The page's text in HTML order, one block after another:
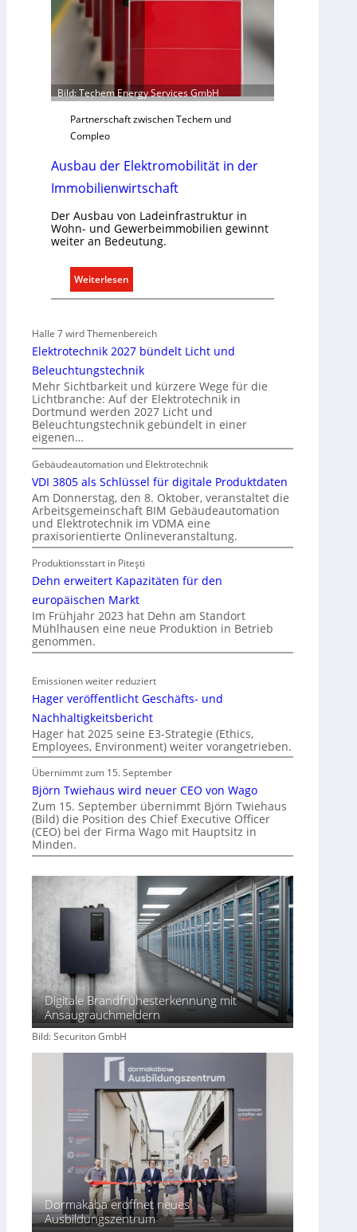
h
t
e
a
s
e
n
n
r
g
e
l
n
Bild: Techem Energy Services GmbH
Partnerschaft zwischen Techem und
Compleo
Ausbau der Elektromobilität in der
Immobilienwirtschaft
Der Ausbau von Ladeinfrastruktur in
Wohn- und Gewerbeimmobilien gewinnt
weiter an Bedeutung.
Weiterlesen
A
b
u
d
e
r
E
l
e
k
t
r
o
m
o
b
i
l
ä
t
i
n
d
r
I
m
m
r
t
s
h
a
t
Halle 7 wird Themenbereich
Elektrotechnik 2027 bündelt Licht und
Beleuchtungstechnik
Mehr Sichtbarkeit und kürzere Wege für die
Lichtbranche: Auf der Elektrotechnik in
Dortmund werden 2027 Licht und
Beleuchtungstechnik gebündelt in einer
eigenen…
Gebäudeautomation und Elektrotechnik
VDI 3805 als Schlüssel für digitale Produktdaten
Am Donnerstag, den 8. Oktober, veranstaltet die
Arbeitsgemeinschaft BIM Gebäudeautomation
und Elektrotechnik im VDMA eine
praxisorientierte Onlineveranstaltung.
Produktionsstart in Piteşti
Dehn erweitert Kapazitäten für den
europäischen Markt
Im Frühjahr 2023 hat Dehn am Standort
Mühlhausen eine neue Produktion in Betrieb
genommen.
Emissionen weiter reduziert
Hager veröffentlicht Geschäfts- und
Nachhaltigkeitsbericht
Hager hat 2025 seine E3-Strategie (Ethics,
Employees, Environment) weiter vorangetrieben.
Übernimmt zum 15. September
Björn Twiehaus wird neuer CEO von Wago
Zum 15. September übernimmt Björn Twiehaus
(Bild) die Position des Chief Executive Officer
(CEO) bei der Firma Wago mit Hauptsitz in
Minden.
Digitale Brandfrühesterkennung mit
Ansaugrauchmeldern
Bild: Securiton GmbH
Dormakaba eröffnet neues
Ausbildungszentrum